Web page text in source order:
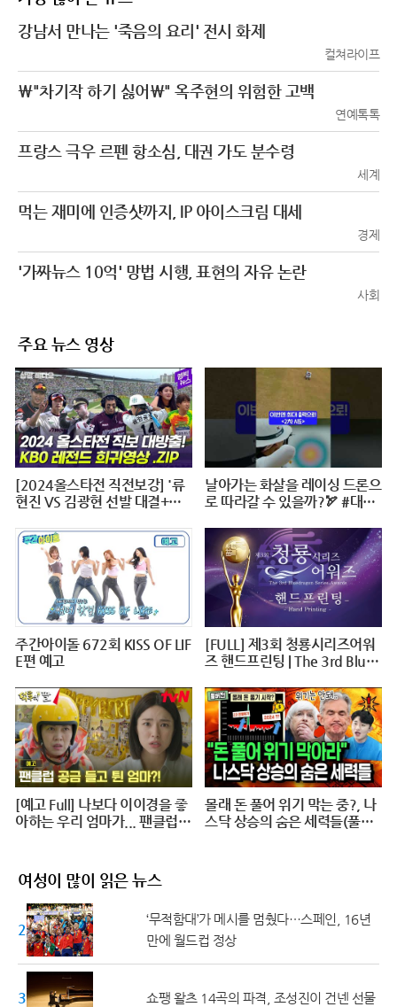
강남서 만나는 '죽음의 요리' 전시 화제
컬쳐라이프
\"차기작 하기 싫어\" 옥주현의 위험한 고백
연예톡톡
프랑스 극우 르펜 항소심, 대권 가도 분수령
세계
먹는 재미에 인증샷까지, IP 아이스크림 대세
경제
'가짜뉴스 10억' 망법 시행, 표현의 자유 논란
사회
주요 뉴스 영상
[2024올스타전 직전보강] '류
현진 VS 김광현 선발 대결+이
날아가는 화살을 레이싱 드론으
로 따라갈 수 있을까?🏹 #대작
궁 #다큐 #shorts #240724저
녁7시40분 #KBS1TV
주간아이돌 672회 KISS OF LIF
E편 예고
[FULL] 제3회 청룡시리즈어워
즈 핸드프린팅 | The 3rd Blue
printing @ 20240625
[예고 Full] 나보다 이이경을 좋
아하는 우리 엄마가... 팬클럽
몰래 돈 풀어 위기 막는 중?, 나
스닥 상승의 숨은 세력들(풀버
여성이 많이 읽은 뉴스
20대 ↓
‘무적함대’가 메시를 멈췄다…스페인, 16년
만에 월드컵 정상
30대 쇼팽 왈츠 14곡의 파격, 조성진이 건넨 선물